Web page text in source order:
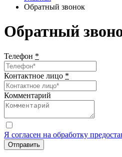
Обратный звонок
Обратный
Телефон *
Контактное лицо *
Комментарий
Я согласен на обработку
Отправить